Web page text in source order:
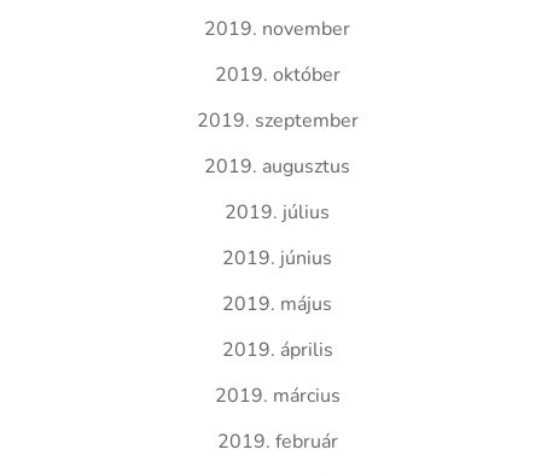
2019. november
2019. október
2019. szeptember
2019. augusztus
2019. július
2019. június
2019. május
2019. április
2019. március
2019. február